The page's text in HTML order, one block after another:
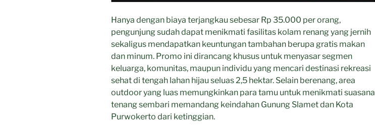
Hanya dengan biaya terjangkau sebesar Rp 35.000 per orang,
pengunjung sudah dapat menikmati fasilitas kolam renang yang jernih
sekaligus mendapatkan keuntungan tambahan berupa gratis makan
dan minum. Promo ini dirancang khusus untuk menyasar segmen
keluarga, komunitas, maupun individu yang mencari destinasi rekreasi
sehat di tengah lahan hijau seluas 2,5 hektar. Selain berenang, area
outdoor yang luas memungkinkan para tamu untuk menikmati suasana
tenang sembari memandang keindahan Gunung Slamet dan Kota
Purwokerto dari ketinggian.